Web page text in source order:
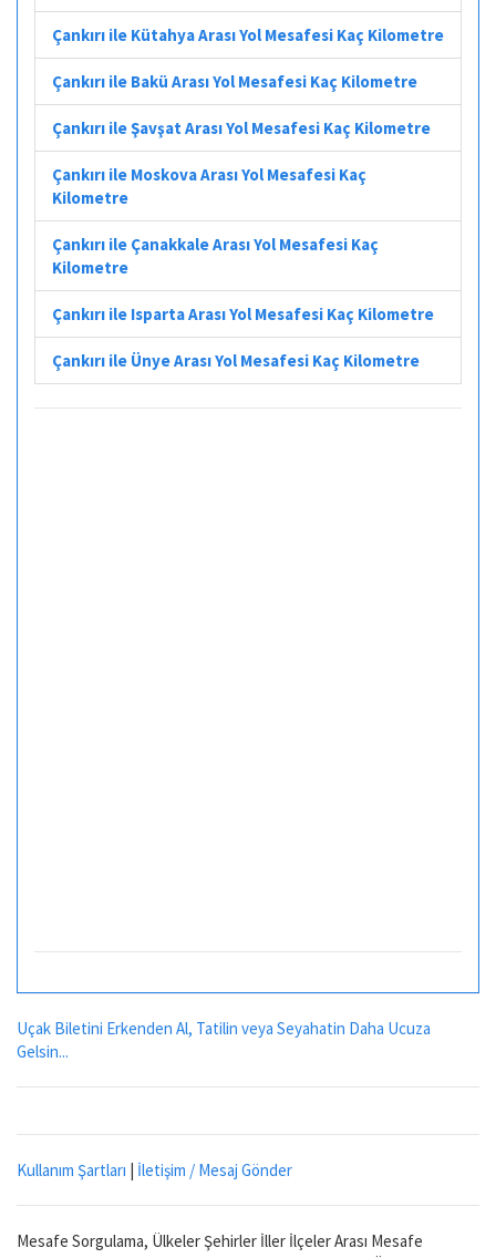
Çankırı ile Kütahya Arası Yol Mesafesi Kaç Kilometre
Çankırı ile Bakü Arası Yol Mesafesi Kaç Kilometre
Çankırı ile Şavşat Arası Yol Mesafesi Kaç Kilometre
Çankırı ile Moskova Arası Yol Mesafesi Kaç
Kilometre
Çankırı ile Çanakkale Arası Yol Mesafesi Kaç
Kilometre
Çankırı ile Isparta Arası Yol Mesafesi Kaç Kilometre
Çankırı ile Ünye Arası Yol Mesafesi Kaç Kilometre
Uçak Biletini Erkenden Al, Tatilin veya Seyahatin Daha Ucuza
Gelsin...
Kullanım Şartları | İletişim / Mesaj Gönder
Mesafe Sorgulama, Ülkeler Şehirler İller İlçeler Arası Mesafe